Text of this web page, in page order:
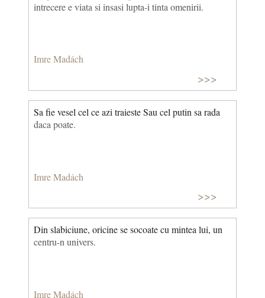
intrecere e viata si insasi lupta-i tinta omenirii.
Imre Madách
>>>
Sa fie vesel cel ce azi traieste Sau cel putin sa rada
daca poate.
Imre Madách
>>>
Din slabiciune, oricine se socoate cu mintea lui, un
centru-n univers.
Imre Madách